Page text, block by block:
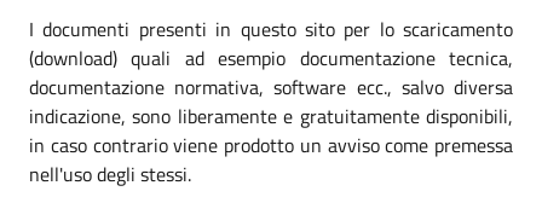
I documenti presenti in questo sito per lo scaricamento
(download) quali ad esempio documentazione tecnica,
documentazione normativa, software ecc., salvo diversa
indicazione, sono liberamente e gratuitamente disponibili,
in caso contrario viene prodotto un avviso come premessa
nell'uso degli stessi.